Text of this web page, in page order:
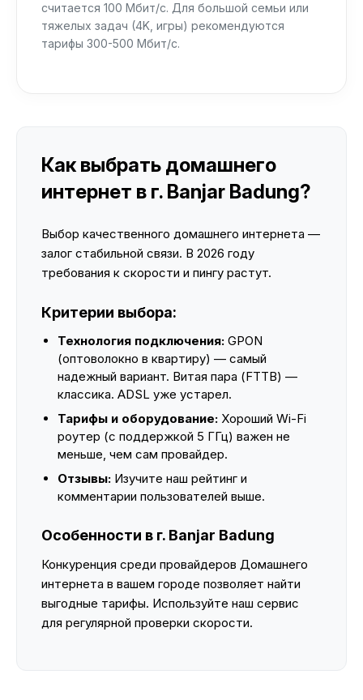
считается 100 Мбит/с. Для большой семьи или
тяжелых задач (4K, игры) рекомендуются
тарифы 300-500 Мбит/с.
Как выбрать домашнего
интернет в г. Banjar Badung?
Выбор качественного домашнего интернета —
залог стабильной связи. В 2026 году
требования к скорости и пингу растут.
Критерии выбора:
Технология подключения: GPON
(оптоволокно в квартиру) — самый
надежный вариант. Витая пара (FTTB) —
классика. ADSL уже устарел.
Тарифы и оборудование: Хороший Wi-Fi
роутер (с поддержкой 5 ГГц) важен не
меньше, чем сам провайдер.
Отзывы: Изучите наш рейтинг и
комментарии пользователей выше.
Особенности в г. Banjar Badung
Конкуренция среди провайдеров Домашнего
интернета в вашем городе позволяет найти
выгодные тарифы. Используйте наш сервис
для регулярной проверки скорости.